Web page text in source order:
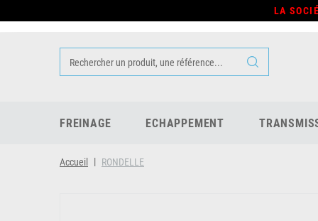
LA
FREINAGE ECHAPPEMENT
Accueil RONDELLE